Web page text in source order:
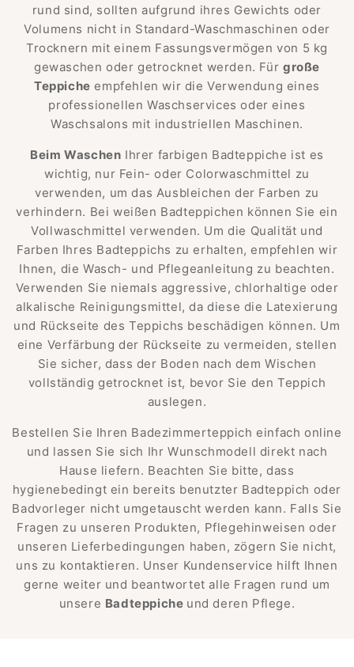
rund sind, sollten aufgrund ihres Gewichts oder
Volumens nicht in Standard-Waschmaschinen oder
Trocknern mit einem Fassungsvermögen von 5 kg
gewaschen oder getrocknet werden. Für große
Teppiche empfehlen wir die Verwendung eines
professionellen Waschservices oder eines
Waschsalons mit industriellen Maschinen.
Beim Waschen Ihrer farbigen Badteppiche ist es
wichtig, nur Fein- oder Colorwaschmittel zu
verwenden, um das Ausbleichen der Farben zu
verhindern. Bei weißen Badteppichen können Sie ein
Vollwaschmittel verwenden. Um die Qualität und
Farben Ihres Badteppichs zu erhalten, empfehlen wir
Ihnen, die Wasch- und Pflegeanleitung zu beachten.
Verwenden Sie niemals aggressive, chlorhaltige oder
alkalische Reinigungsmittel, da diese die Latexierung
und Rückseite des Teppichs beschädigen können. Um
eine Verfärbung der Rückseite zu vermeiden, stellen
Sie sicher, dass der Boden nach dem Wischen
vollständig getrocknet ist, bevor Sie den Teppich
auslegen.
Bestellen Sie Ihren Badezimmerteppich einfach online
und lassen Sie sich Ihr Wunschmodell direkt nach
Hause liefern. Beachten Sie bitte, dass
hygienebedingt ein bereits benutzter Badteppich oder
Badvorleger nicht umgetauscht werden kann. Falls Sie
Fragen zu unseren Produkten, Pflegehinweisen oder
unseren Lieferbedingungen haben, zögern Sie nicht,
uns zu kontaktieren. Unser Kundenservice hilft Ihnen
gerne weiter und beantwortet alle Fragen rund um
unsere Badteppiche und deren Pflege.